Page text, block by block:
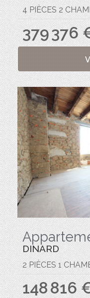
4 PIÈCES 2
379 376
DINARD
2 PIÈCES 1
148 816